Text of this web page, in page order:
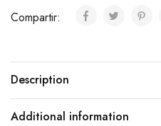
Compartir:
Description
Additional information